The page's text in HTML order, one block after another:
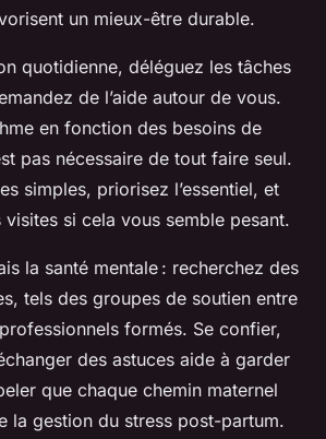
un mieux-être durable.
quotidienne, déléguez les tâches
de l’aide autour de vous.
en fonction des besoins de
pas nécessaire de tout faire seul.
simples, priorisez l’essentiel, et
si cela vous semble pesant.
la santé mentale : recherchez des
tels des groupes de soutien entre
formés. Se confier,
des astuces aide à garder
que chaque chemin maternel
la gestion du stress post-partum.